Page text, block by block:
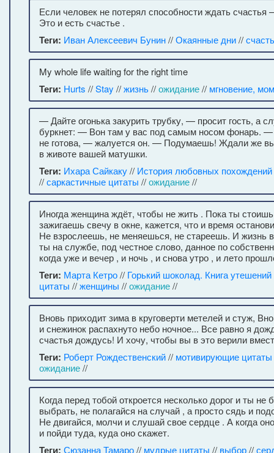
Если человек не потерял способности ждать счастья
Это и есть счастье .
Теги: Иван Алексеевич Бунин//Окаянные дни//
My whole life waiting for the right time
Теги: Hurts //Stay //жизнь//ожидание// мгновение,
— Дайте огонька закурить трубку, — просит гость, а
буркнет: — Вон там у вас под самым носом фонарь. —
не готова, — жалуется он. — Подумаешь! Ждали же
в животе вашей матушки.
Теги: Ихара Сайкаку// История любовных
//саркастичные цитаты //ожидание//
Иногда женщина ждёт, чтобы не жить . Пока ты
зажигаешь свечу в окне, кажется, что и время
Не взрослеешь, не меняешься, не стареешь. И жизнь
ты на службе, под честное слово, данное по
когда уже и вечер , и ночь , и снова утро , и лето
Теги: Марта Кетро// Горький шоколад. Книга утешений
цитаты //женщины //ожидание//
Вновь приходит зима в круговерти метелей и стуж,
и снежинок распахнуто небо ночное... Все равно я
счастья дождусь! И хочу, чтобы вы в это верили
Теги: Роберт Рождественский// мотивирующие цитаты
ожидание//
Когда перед тобой откроется несколько дорог и ты не
выбрать, не полагайся на случай , а просто сядь и
Не двигайся, молчи и слушай свое сердце . А когда
и пойди туда, куда оно скажет.
Теги: Сюзанна Тамаро// мудрые цитаты // выбор//